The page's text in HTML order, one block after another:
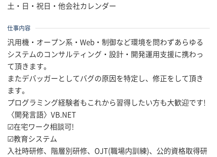
土・日・祝日・他会社カレンダー
仕事内容
汎用機・オープン系・Web・制御など環境を問わずあらゆる
システムのコンサルティング・設計・開発運用支援に携わっ
て頂きます。
またデバッガーとしてバグの原因を特定し、修正をして頂き
ます。
プログラミング経験者もこれから習得したい方も大歓迎です!
〈開発言語〉VB.NET
☑在宅ワーク相談可!
☑教育システム
入社時研修、階層別研修、OJT(職場内訓練)、公的資格取得研